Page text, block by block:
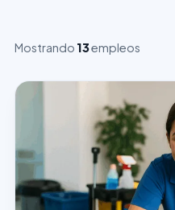
Mostrando 13empleos